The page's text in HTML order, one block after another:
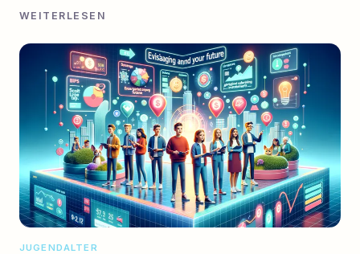
WEITERLESEN
JUGENDALTER